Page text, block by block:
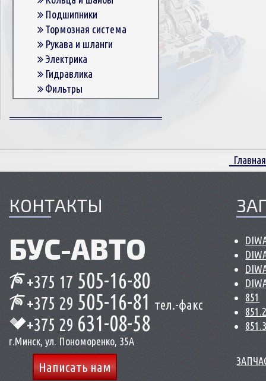
864.5
Подшипники
Тормозная система
Рукава и шланги
Электрика
Гидравлика
Фильтры
Корпусные детали
Пружины и болты
Втулки
Главная
КОНТАКТЫ
БУС-АВТО
+375 17 505-16-80
+375 29 505-16-81 тел.-факс
+375 29 631-08-58
г.Минск, ул. Пономоренко, 35А
Написать нам
851